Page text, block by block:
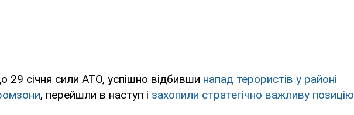
29 січня сили АТО, успішно відбивши напад терористів у районі
, перейшли в наступ і захопили стратегічно важливу позицію